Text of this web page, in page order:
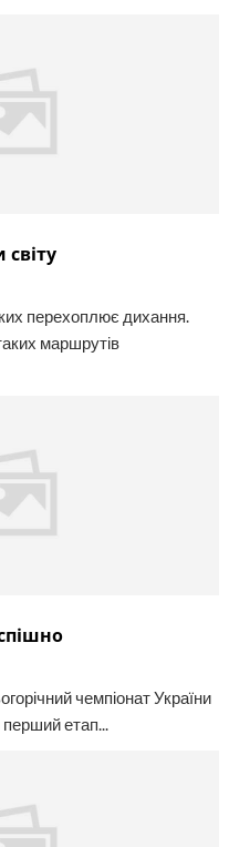
перехоплює дихання.
маршрутів
чемпіонат України
перший етап...